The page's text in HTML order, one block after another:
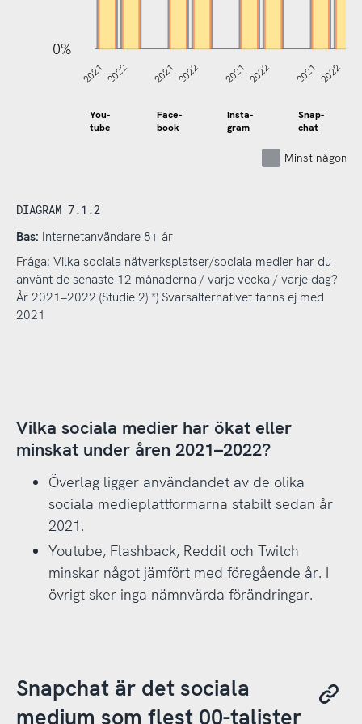
0%
You-
tube
Face-
book
Insta-
gram
Snap-
chat
2021 2022 2021 2022 2021 2022 2021 2022
Minst någon
DIAGRAM 7.1.2
Bas: Internetanvändare 8+ år
Fråga: Vilka sociala nätverksplatser/sociala medier har du
använt de senaste 12 månaderna / varje vecka / varje dag?
År 2021–2022 (Studie 2) *) Svarsalternativet fanns ej med
2021
Vilka sociala medier har ökat eller
minskat under åren 2021–2022?
Överlag ligger användandet av de olika
sociala medieplattformarna stabilt sedan år
2021.
Youtube, Flashback, Reddit och Twitch
minskar något jämfört med föregående år. I
övrigt sker inga nämnvärda förändringar.
Snapchat är det sociala
medium som flest 00-talister